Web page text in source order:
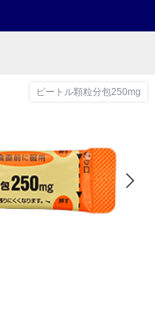
ピートル顆粒分包250mg